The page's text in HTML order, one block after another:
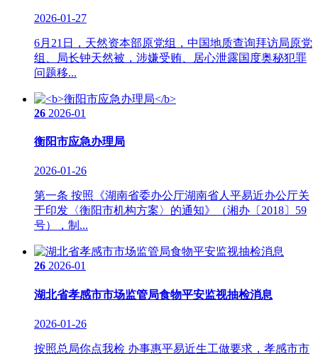
2026-01-27
6月21日，天然资本部原党组，中国地质查询拜访局原党
组、局长钟天然被，涉嫌受贿、居心泄露国度奥秘犯罪
问题移...
26 2026-01
衡阳市应急办理局
2026-01-26
第一条 按照《湖南省委办公厅湖南省人平易近办公厅关
于印发〈衡阳市机构方案〉的通知》（湘办〔2018〕59
号），制...
26 2026-01
湖北省孝感市市场监管局食物平安监视抽检消息
2026-01-26
按照总局你点我检 办事惠平易近生工做要求，孝感市市